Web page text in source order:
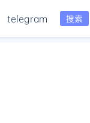
搜索
telegram